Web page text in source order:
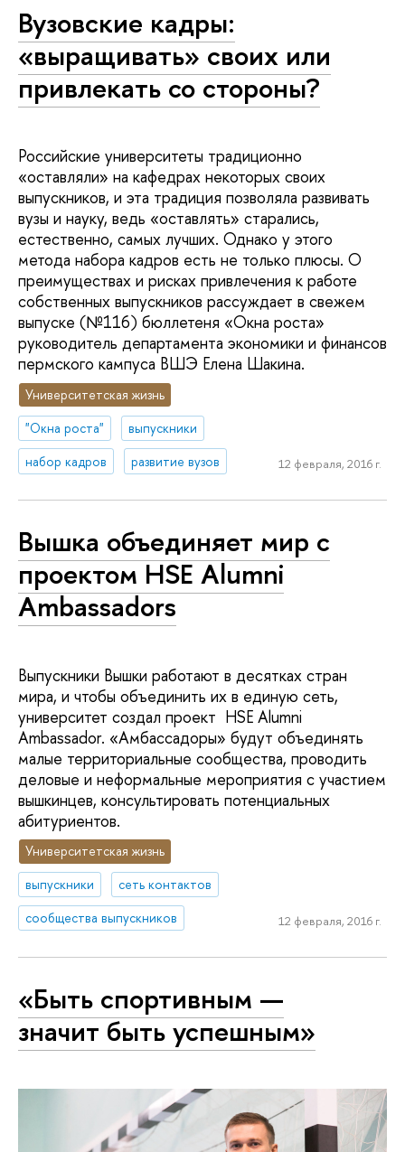
Вузовские кадры:
«выращивать» своих или
привлекать со стороны?
Российские университеты традиционно
«оставляли» на кафедрах некоторых своих
выпускников, и эта традиция позволяла развивать
вузы и науку, ведь «оставлять» старались,
естественно, самых лучших. Однако у этого
метода набора кадров есть не только плюсы. О
преимуществах и рисках привлечения к работе
собственных выпускников рассуждает в свежем
выпуске (№116) бюллетеня «Окна роста»
руководитель департамента экономики и финансов
пермского кампуса ВШЭ Елена Шакина.
Университетская жизнь
"Окна роста"
выпускники
набор кадров
развитие вузов 12 февраля, 2016 г.
Вышка объединяет мир с
проектом HSE Alumni
Ambassadors
Выпускники Вышки работают в десятках стран
мира, и чтобы объединить их в единую сеть,
университет создал проект HSE Alumni
Ambassador. «Амбассадоры» будут объединять
малые территориальные сообщества, проводить
деловые и неформальные мероприятия с участием
вышкинцев, консультировать потенциальных
абитуриентов.
Университетская жизнь
выпускники
сеть контактов
сообщества выпускников
12 февраля, 2016 г.
«Быть спортивным —
значит быть успешным»